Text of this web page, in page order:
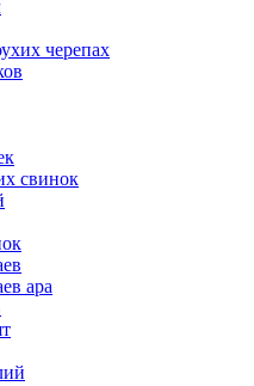
черепах
свинок
ара